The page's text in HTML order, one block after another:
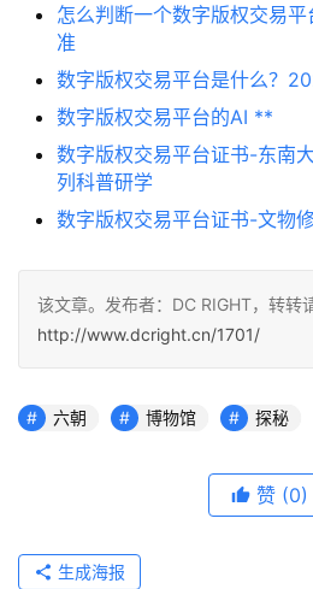
怎么判断一个数字版权交易
准
数字版权交易平台是什么？
数字版权交易平台的AI **
数字版权交易平台证书-东南
列科普研学
数字版权交易平台证书-文物
该文章。发布者：DC RIGHT，转转
http://www.dcright.cn/1701/
六朝 博物馆 探秘
赞 (0)
生成海报